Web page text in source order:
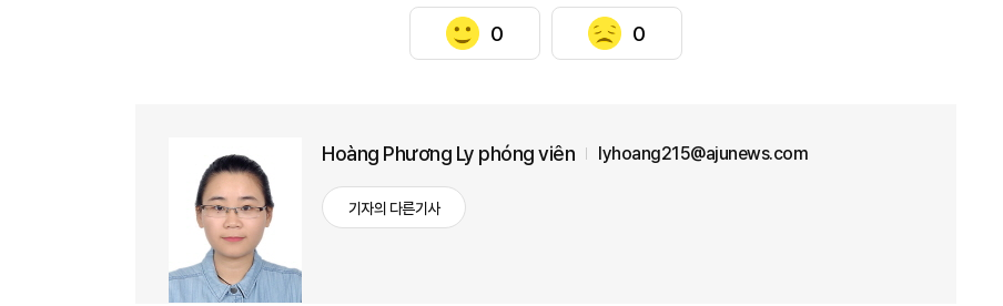
0 0
Hoàng Phương Ly phóng viên lyhoang215@ajunews.com
기자의 다른기사